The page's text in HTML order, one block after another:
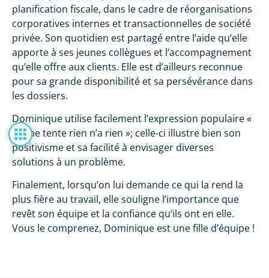
planification fiscale, dans le cadre de réorganisations
corporatives internes et transactionnelles de société
privée. Son quotidien est partagé entre l’aide qu’elle
apporte à ses jeunes collègues et l’accompagnement
qu’elle offre aux clients. Elle est d’ailleurs reconnue
pour sa grande disponibilité et sa persévérance dans
les dossiers.
Dominique utilise facilement l’expression populaire «
qui ne tente rien n’a rien »; celle-ci illustre bien son
positivisme et sa facilité à envisager diverses
solutions à un problème.
Finalement, lorsqu’on lui demande ce qui la rend la
plus fière au travail, elle souligne l’importance que
revêt son équipe et la confiance qu’ils ont en elle.
Vous le comprenez, Dominique est une fille d’équipe !